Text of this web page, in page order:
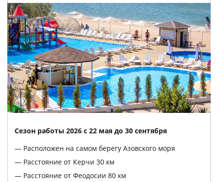
Сезон работы 2026 с 22 мая до 30 сентября
Расположен на самом берегу Азовского моря
Расстояние от Керчи 30 км
Расстояние от Феодосии 80 км